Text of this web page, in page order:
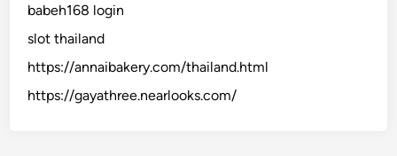
babeh168 login
slot thailand
https://annaibakery.com/thailand.html
https://gayathree.nearlooks.com/